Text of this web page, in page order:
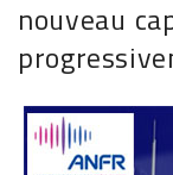
nouveau